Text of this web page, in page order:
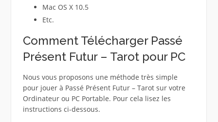
Mac OS X 10.5
Etc.
Comment Télécharger Passé
Présent Futur – Tarot pour PC
Nous vous proposons une méthode très simple
pour jouer à Passé Présent Futur – Tarot sur votre
Ordinateur ou PC Portable. Pour cela lisez les
instructions ci-dessous.